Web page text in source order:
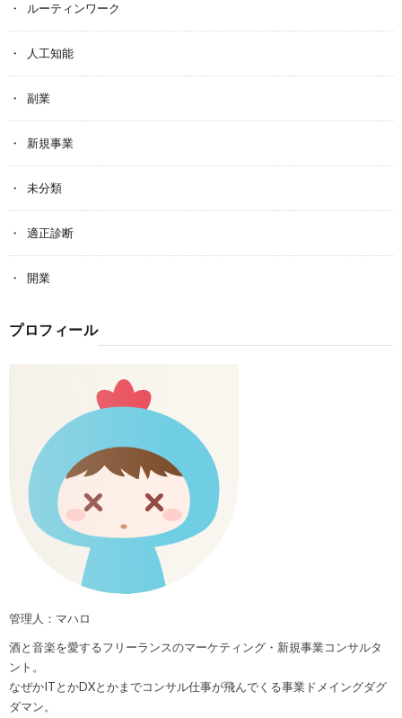
ルーティンワーク
人工知能
副業
新規事業
未分類
適正診断
開業
プロフィール
管理人：マハロ
酒と音楽を愛するフリーランスのマーケティング・新規事業コンサルタ
ント。
なぜかITとかDXとかまでコンサル仕事が飛んでくる事業ドメイングダグ
ダマン。